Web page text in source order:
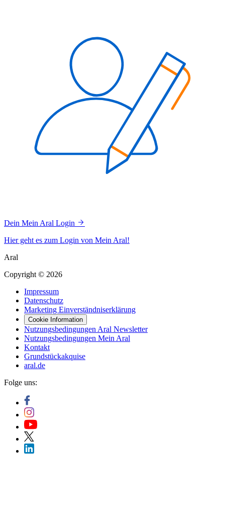
Dein Mein Aral Login
Hier geht es zum Login von Mein Aral!
Aral
Copyright © 2026
Impressum
Datenschutz
Marketing Einverständniserklärung
Cookie Information
Nutzungsbedingungen Aral Newsletter
Nutzungsbedingungen Mein Aral
Kontakt
Grundstückakquise
aral.de
Folge uns: